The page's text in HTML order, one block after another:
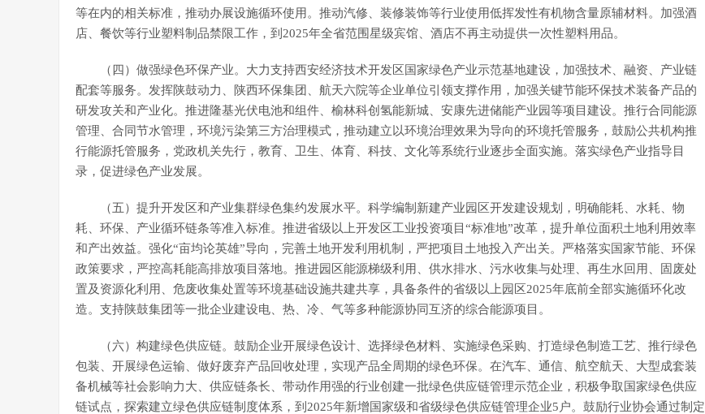
等在内的相关标准，推动办展设施循环使用。推动汽修、装修装饰等行业使用低挥发性有机物含量原辅材料。加强酒
店、餐饮等行业塑料制品禁限工作，到2025年全省范围星级宾馆、酒店不再主动提供一次性塑料用品。
（四）做强绿色环保产业。大力支持西安经济技术开发区国家绿色产业示范基地建设，加强技术、融资、产业链
配套等服务。发挥陕鼓动力、陕西环保集团、航天六院等企业单位引领支撑作用，加强关键节能环保技术装备产品的
研发攻关和产业化。推进隆基光伏电池和组件、榆林科创氢能新城、安康先进储能产业园等项目建设。推行合同能源
管理、合同节水管理，环境污染第三方治理模式，推动建立以环境治理效果为导向的环境托管服务，鼓励公共机构推
行能源托管服务，党政机关先行，教育、卫生、体育、科技、文化等系统行业逐步全面实施。落实绿色产业指导目
录，促进绿色产业发展。
（五）提升开发区和产业集群绿色集约发展水平。科学编制新建产业园区开发建设规划，明确能耗、水耗、物
耗、环保、产业循环链条等准入标准。推进省级以上开发区工业投资项目“标准地”改革，提升单位面积土地利用效率
和产出效益。强化“亩均论英雄”导向，完善土地开发利用机制，严把项目土地投入产出关。严格落实国家节能、环保
政策要求，严控高耗能高排放项目落地。推进园区能源梯级利用、供水排水、污水收集与处理、再生水回用、固废处
置及资源化利用、危废收集处置等环境基础设施共建共享，具备条件的省级以上园区2025年底前全部实施循环化改
造。支持陕鼓集团等一批企业建设电、热、冷、气等多种能源协同互济的综合能源项目。
（六）构建绿色供应链。鼓励企业开展绿色设计、选择绿色材料、实施绿色采购、打造绿色制造工艺、推行绿色
包装、开展绿色运输、做好废弃产品回收处理，实现产品全周期的绿色环保。在汽车、通信、航空航天、大型成套装
备机械等社会影响力大、供应链条长、带动作用强的行业创建一批绿色供应链管理示范企业，积极争取国家绿色供应
链试点，探索建立绿色供应链制度体系，到2025年新增国家级和省级绿色供应链管理企业5户。鼓励行业协会通过制定